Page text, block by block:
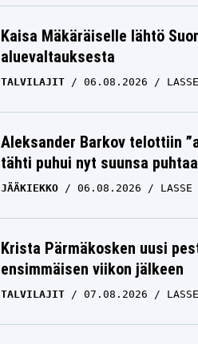
Kaisa Mäkäräiselle lähtö
aluevaltauksesta
TALVILAJIT 06.08.2026
Aleksander Barkov telottiin
tähti puhui nyt suunsa
JÄÄKIEKKO 06.08.2026 LASSE
Krista Pärmäkosken uusi
ensimmäisen viikon jälkeen
TALVILAJIT 07.08.2026